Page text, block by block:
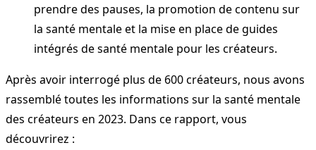
prendre des pauses, la promotion de contenu sur
la santé mentale et la mise en place de guides
intégrés de santé mentale pour les créateurs.
Après avoir interrogé plus de 600 créateurs, nous avons
rassemblé toutes les informations sur la santé mentale
des créateurs en 2023. Dans ce rapport, vous
découvrirez :